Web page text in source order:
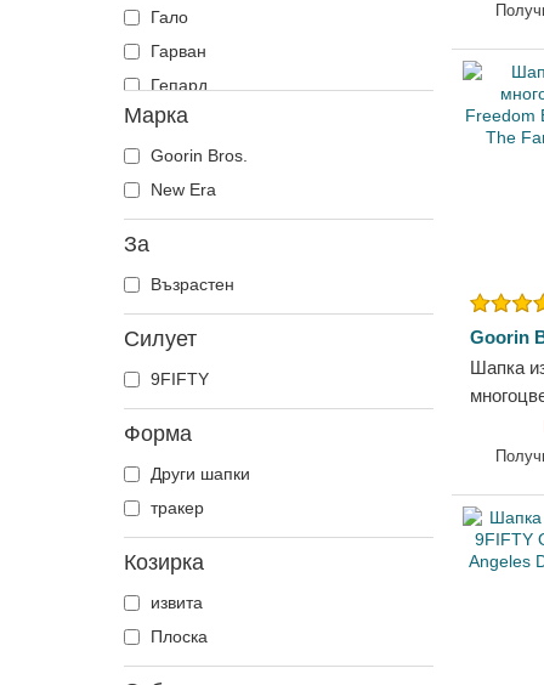
Гало
Гарван
Гепард
Гущер
Гълъб
Делфин
Доберман
Дракон
Еднорог
Зебра
Змия
Катерица
Котка
Крокодил
Куче
Марка
Goorin Bros.
New Era
За
Възрастен
Силует
9FIFTY
Форма
Други шапки
тракер
Козирка
извита
Плоска
Goorin
Шапка
Element